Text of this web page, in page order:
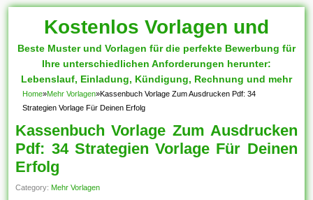
Kostenlos Vorlagen und
Muster
Beste Muster und Vorlagen für die perfekte Bewerbung für
Ihre unterschiedlichen Anforderungen herunter:
Lebenslauf, Einladung, Kündigung, Rechnung und mehr
Home»Mehr Vorlagen»Kassenbuch Vorlage Zum Ausdrucken Pdf: 34
Strategien Vorlage Für Deinen Erfolg
Kassenbuch Vorlage Zum Ausdrucken
Pdf: 34 Strategien Vorlage Für Deinen
Erfolg
Category: Mehr Vorlagen